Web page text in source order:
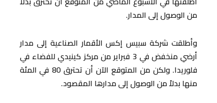
من الوصول إلى المدار.
وأطلقت شركة سبيس إكس الأقمار الصناعية إلى مدار
أرضي منخفض في 3 فبراير من مركز كينيدي للفضاء في
فلوريدا. ولكن من المتوقع الآن أن تحترق 80 في المئة
منها بدلاً من الوصول إلى مدارها المقصود.